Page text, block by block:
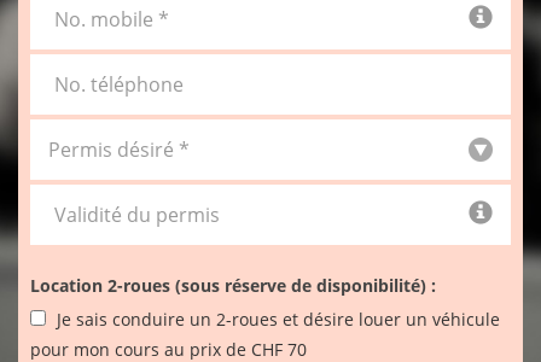
No. mobile *
No. téléphone
Validité du permis
Location 2-roues (sous réserve de disponibilité) :
Je sais conduire un 2-roues et désire louer un véhicule
pour mon cours au prix de CHF 70